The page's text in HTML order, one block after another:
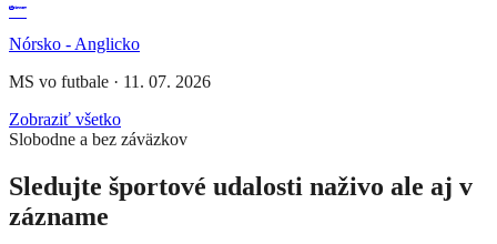
Nórsko - Anglicko
MS vo futbale · 11. 07. 2026
Zobraziť všetko
Slobodne a bez záväzkov
Sledujte športové udalosti naživo ale aj v
zázname